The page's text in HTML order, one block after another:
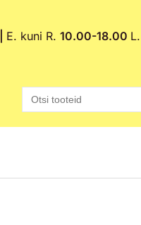
E. kuni R. 10.00-18.00 L.
Search
for: